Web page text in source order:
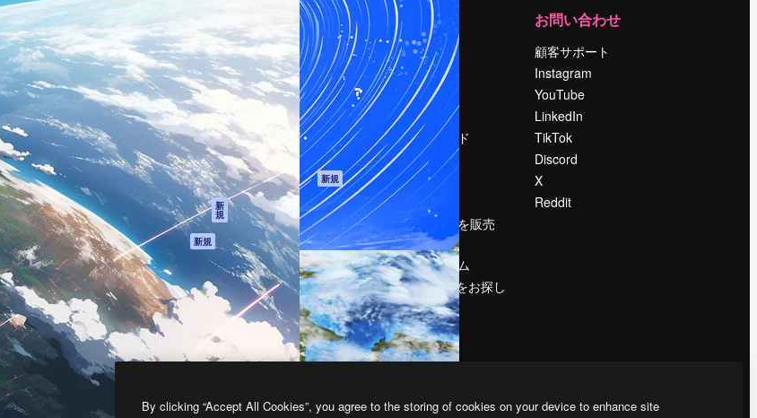
を導くためのプラ
ー、企業、代理
人以上が利用して
Spaces
AI アシスタント
AI 画像生成ツール
AI 動画生成ツール
AI 音声合成ツール
ストックコンテン
Claude/ChatGPT
向けMCP
新
規
エージェント 新規
API
モバイルアプリ
すべてのMagnificツ
ール
はじめに
Academy
ドキュメント
サポート
利用規約
プライバシーポリ
シー
オリジナル 新規
クッキーポリシー
トラストセンター
アフィリエイト
法人向け
運営
料金
会社概要
Reviews
採用情報
検索トレンド
ブログ
イベント
Slidesgo
コンテンツを販売
する
プレスルーム
magnific.aiをお探し
ですか？
お問い合わせ
顧客サポート
Instagram
YouTube
LinkedIn
TikTok
Discord
X
Reddit
Company S.L.U. 無断複写・転載を禁じます
By clicking “Accept All Cookies”, you agree to the storing of cookies on your device to enhance site